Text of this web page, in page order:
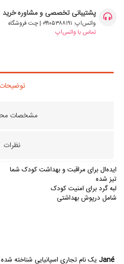
پشتیبانی تخصصی و مشاوره خرید
واتس‌اپ: ۰۹۹۰۵۳۸۸۱۹۱ | چت فروشگاه
تماس با واتس‌اپ
توضیحات
مشخصات
نظرات
ایده‌ال برای مراقبت و بهداشت کودک شما
تیز شده
لبه گرد برای امنیت کودک
شامل درپوش بهداشتی